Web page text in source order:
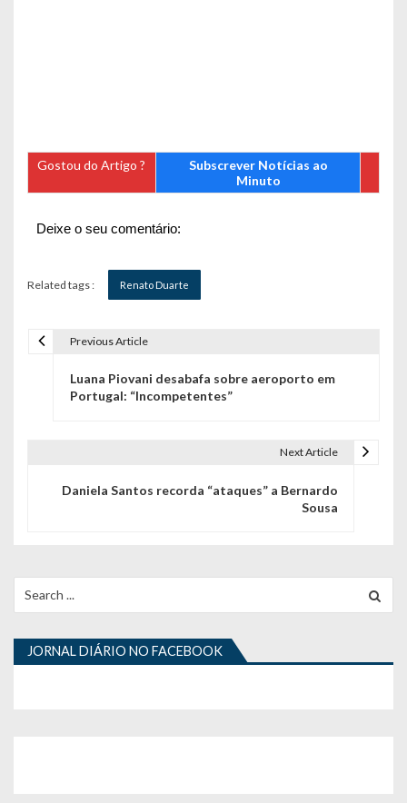
Gostou do Artigo ?
Subscrever Notícias ao
Minuto
Deixe o seu comentário:
Related tags : Renato Duarte
ã
o
d
Previous Article
Luana Piovani desabafa sobre aeroporto em
Portugal: “Incompetentes”
Next Article
Daniela Santos recorda “ataques” a Bernardo
Sousa
for:
JORNAL DIÁRIO NO FACEBOOK